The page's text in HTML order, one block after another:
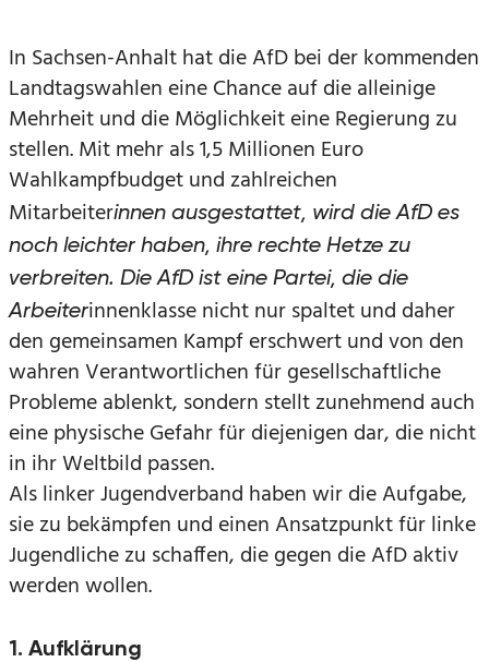
In Sachsen-Anhalt hat die AfD bei der kommenden
Landtagswahlen eine Chance auf die alleinige
Mehrheit und die Möglichkeit eine Regierung zu
stellen. Mit mehr als 1,5 Millionen Euro
Wahlkampfbudget und zahlreichen
Mitarbeiterinnen ausgestattet, wird die AfD es
noch leichter haben, ihre rechte Hetze zu
verbreiten. Die AfD ist eine Partei, die die
Arbeiterinnenklasse nicht nur spaltet und daher
den gemeinsamen Kampf erschwert und von den
wahren Verantwortlichen für gesellschaftliche
Probleme ablenkt, sondern stellt zunehmend auch
eine physische Gefahr für diejenigen dar, die nicht
in ihr Weltbild passen.
Als linker Jugendverband haben wir die Aufgabe,
sie zu bekämpfen und einen Ansatzpunkt für linke
Jugendliche zu schaffen, die gegen die AfD aktiv
werden wollen.
1. Aufklärung